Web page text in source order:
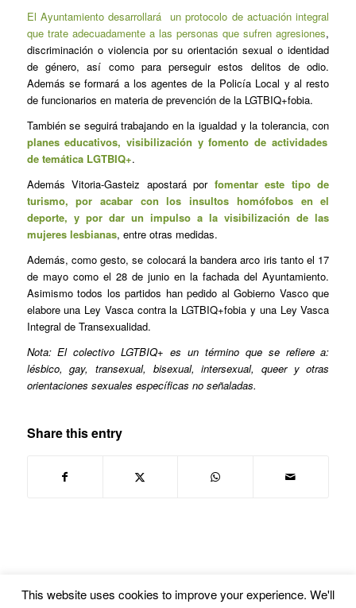
El Ayuntamiento desarrollará un protocolo de actuación integral
que trate adecuadamente a las personas que sufren agresiones,
discriminación o violencia por su orientación sexual o identidad
de género, así como para perseguir estos delitos de odio.
Además se formará a los agentes de la Policía Local y al resto
de funcionarios en materia de prevención de la LGTBIQ+fobia.
También se seguirá trabajando en la igualdad y la tolerancia, con
planes educativos, visibilización y fomento de actividades
de temática LGTBIQ+.
Además Vitoria-Gasteiz apostará por fomentar este tipo de
turismo, por acabar con los insultos homófobos en el
deporte, y por dar un impulso a la visibilización de las
mujeres lesbianas, entre otras medidas.
Además, como gesto, se colocará la bandera arco iris tanto el 17
de mayo como el 28 de junio en la fachada del Ayuntamiento.
Asimismo todos los partidos han pedido al Gobierno Vasco que
elabore una Ley Vasca contra la LGTBIQ+fobia y una Ley Vasca
Integral de Transexualidad.
Nota: El colectivo LGTBIQ+ es un término que se refiere a:
lésbico, gay, transexual, bisexual, intersexual, queer y otras
orientaciones sexuales específicas no señaladas.
Share this entry
This website uses cookies to improve your experience. We'll